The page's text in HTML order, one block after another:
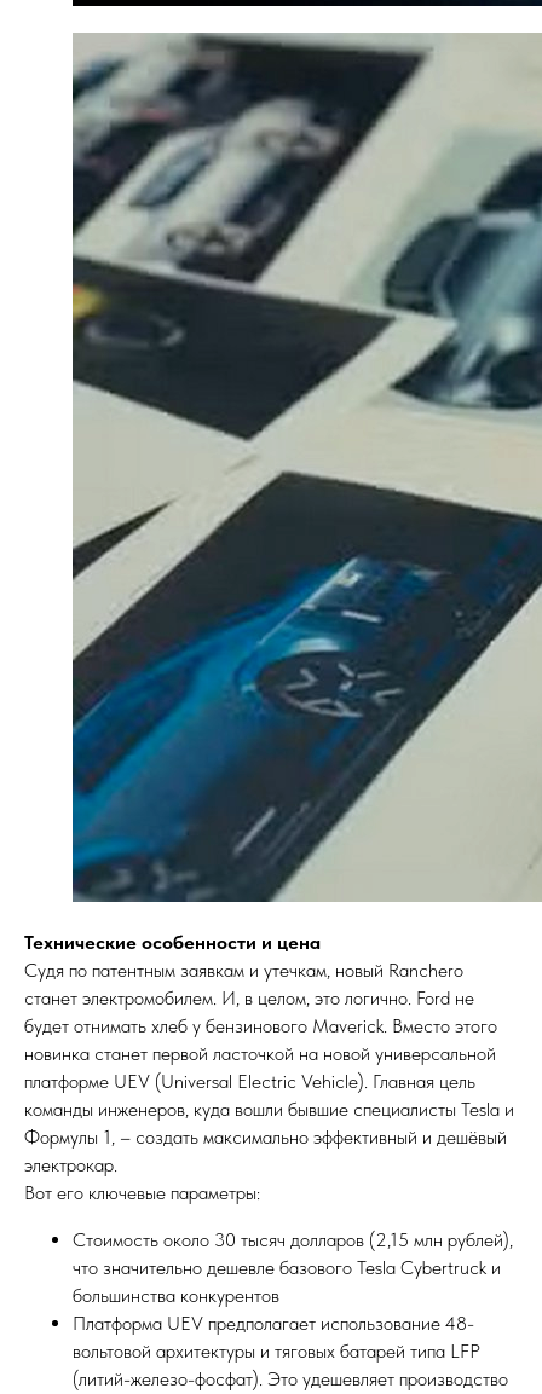
Технические особенности и цена
Судя по патентным заявкам и утечкам, новый Ranchero
станет электромобилем. И, в целом, это логично. Ford не
будет отнимать хлеб у бензинового Maverick. Вместо этого
новинка станет первой ласточкой на новой универсальной
платформе UEV (Universal Electric Vehicle). Главная цель
команды инженеров, куда вошли бывшие специалисты Tesla и
Формулы 1, – создать максимально эффективный и дешёвый
электрокар.
Вот его ключевые параметры:
Стоимость около 30 тысяч долларов (2,15 млн рублей),
что значительно дешевле базового Tesla Cybertruck и
большинства конкурентов
Платформа UEV предполагает использование 48-
вольтовой архитектуры и тяговых батарей типа LFP
(литий-железо-фосфат). Это удешевляет производство